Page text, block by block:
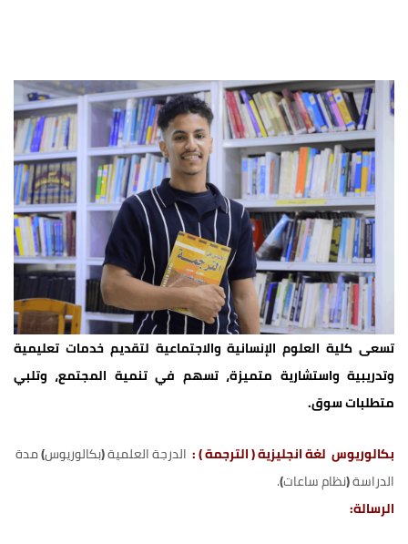
تسعى كلية العلوم الإنسانية والاجتماعية لتقديم خدمات تعليمية
وتدريبية واستشارية متميزة، تسهم في تنمية المجتمع، وتلبي
متطلبات سوق.
بكالوريوس لغة انجليزية ( الترجمة ) : الدرجة العلمية(بكالوريوس)مدة
الدراسة(نظام ساعات)
.
الرسالة: